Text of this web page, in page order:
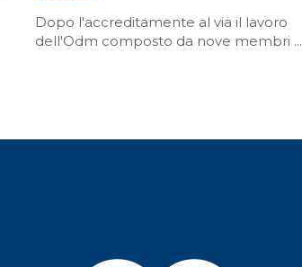
Dopo l'accreditamente al via il lavoro
dell'Odm composto da nove membri ...